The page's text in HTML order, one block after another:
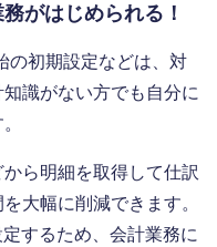
がはじめられる！
の初期設定などは、対
識がない方でも自分に
ら明細を取得して仕訳
大幅に削減できます。
するため、会計業務に